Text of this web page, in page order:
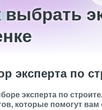
выбрать
эксперта по
эксперта по
которые помогут